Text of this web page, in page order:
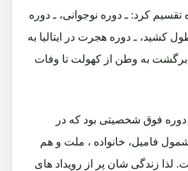
کرد: ـ دوره نوجوانی، ـ دوره
40 سال طول کشید، ـ دوره هجرت در ایتالیا به
دوره برگشت به وطن از کهولت تا وفات
فوق شخصیتی بود که در
فامیل، خانواده ، ملت و هم
لذا زندگی شان پر از رویداد های